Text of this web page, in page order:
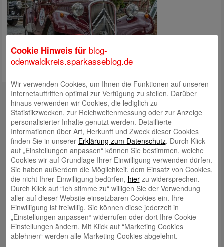
Kontakt
mail@sparkasse-odenwaldkreis.de
Telefon: 06062 500
Auch per WhatsApp erreichbar!
Neueste Beiträge
Sparkassen Kino Open-Air-Sommer 2026 startet
Öffnungszeiten der Sparkasse zum Wiesenmarkt
Herausragende Vertriebsleistung in Jahr 2025: Team
des ImmobilienCenter der Sparkasse Odenwaldkreis
überzeugt mit Kompetenz, Service und Erfolgsbilanz
Cookie Hinweis für blog-
odenwaldkreis.sparkasseblog.de
Wir verwenden Cookies, um Ihnen die Funktionen auf unseren
Internetauftritten optimal zur Verfügung zu stellen. Darüber
hinaus verwenden wir Cookies, die lediglich zu
Statistikzwecken, zur Reichweitenmessung oder zur Anzeige
personalisierter Inhalte genutzt werden. Detaillierte
Informationen über Art, Herkunft und Zweck dieser Cookies
finden Sie in unserer Erklärung zum Datenschutz. Durch Klick
auf „Einstellungen anpassen“ können Sie bestimmen, welche
Cookies wir auf Grundlage Ihrer Einwilligung verwenden dürfen.
Sie haben außerdem die Möglichkeit, dem Einsatz von Cookies,
die nicht Ihrer Einwilligung bedürfen, hierzu widersprechen.
Durch Klick auf “Ich stimme zu“ willigen Sie der Verwendung
aller auf dieser Website einsetzbaren Cookies ein. Ihre
Einwilligung ist freiwillig. Sie können diese jederzeit in
„Einstellungen anpassen“ widerrufen oder dort Ihre Cookie-
Einstellungen ändern. Mit Klick auf “Marketing Cookies
ablehnen“ werden alle Marketing Cookies abgelehnt.